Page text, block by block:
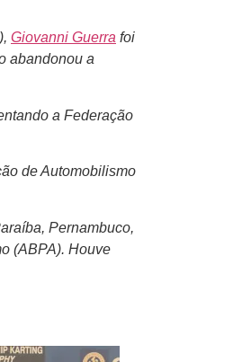
Giovanni Guerra foi
abandonou a
a Federação
de Automobilismo
Pernambuco,
(ABPA). Houve